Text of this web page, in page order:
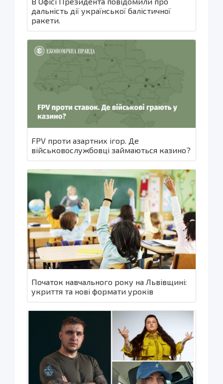
дальність дії української балістичної
ракети.
FPV проти азартних ігор. Де
військовослужбовці займаються казино?
Початок навчального року на Львівщині:
укриття та нові формати уроків